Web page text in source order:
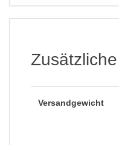
Versandgewicht